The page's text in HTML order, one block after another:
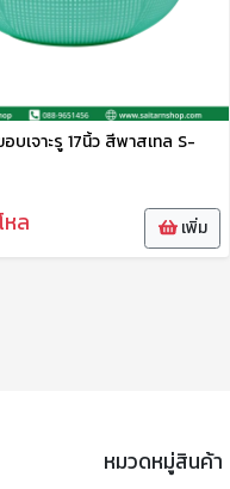
บเจาะรู 17นิ้ว สีพาสเทล S-
ล เพิ่ม
หมวดหมู่สินค้า